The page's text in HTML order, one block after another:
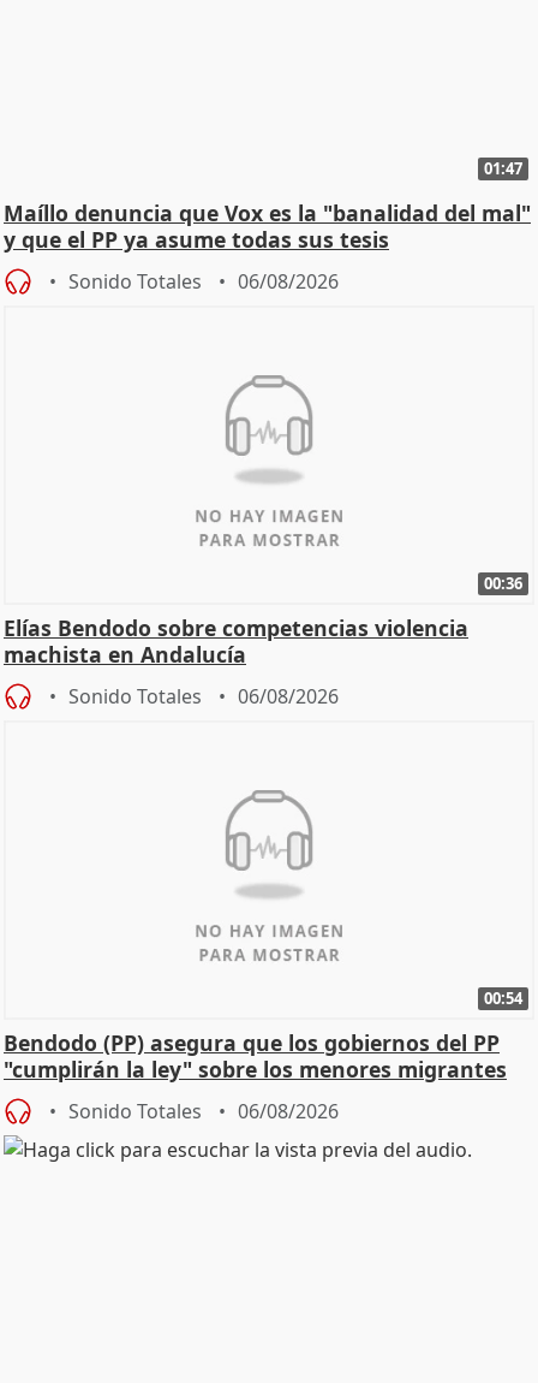
01:47
Maíllo denuncia que Vox es la "banalidad del mal"
y que el PP ya asume todas sus tesis
Sonido Totales 06/08/2026
00:36
Elías Bendodo sobre competencias violencia
machista en Andalucía
Sonido Totales 06/08/2026
00:54
Bendodo (PP) asegura que los gobiernos del PP
"cumplirán la ley" sobre los menores migrantes
Sonido Totales 06/08/2026